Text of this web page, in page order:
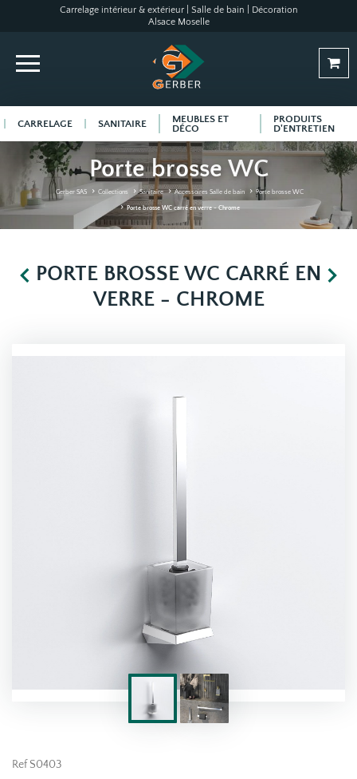
Carrelage intérieur & extérieur | Salle de bain | Décoration
Alsace Moselle
CARRELAGE SANITAIRE
MEUBLES ET
DÉCO
PRODUITS
D'ENTRETIEN
Porte brosse WC
Gerber SAS Collections Sanitaire Accessoires Salle de bain Porte brosse WC
Porte brosse WC carré en verre - Chrome
PORTE BROSSE WC CARRÉ EN
VERRE - CHROME
Ref S0403